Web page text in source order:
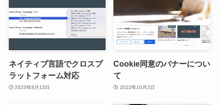
ネイティブ言語でクロスプ
ラットフォーム対応
2023年8月13日
Cookie同意のバナーについ
て
2022年10月2日